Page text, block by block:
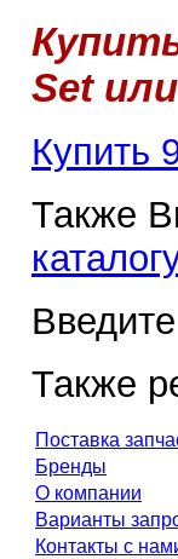
Set или
Купить
Также
Также
Поставка
Бренды
О компании
Варианты
Контакты с